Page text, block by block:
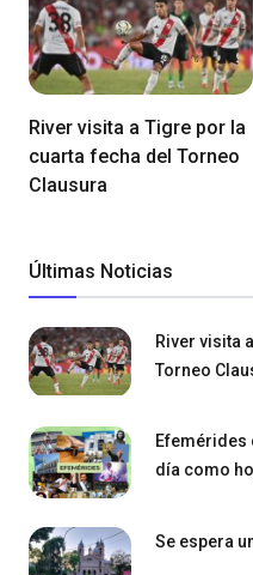
River visita a Tigre por la
cuarta fecha del Torneo
Clausura
Últimas Noticias
River visita
Torneo
Efemérides
día como
Se espera